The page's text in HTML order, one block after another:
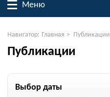
Меню
Навигатор: Главная > Публикации
Публикации
Выбор даты